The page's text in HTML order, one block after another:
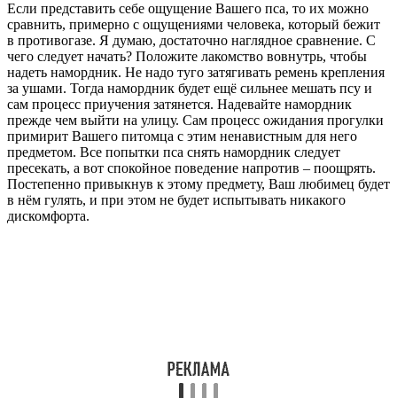
Если представить себе ощущение Вашего пса, то их можно
сравнить, примерно с ощущениями человека, который бежит
в противогазе. Я думаю, достаточно наглядное сравнение. С
чего следует начать? Положите лакомство вовнутрь, чтобы
надеть намордник. Не надо туго затягивать ремень крепления
за ушами. Тогда намордник будет ещё сильнее мешать псу и
сам процесс приучения затянется. Надевайте намордник
прежде чем выйти на улицу. Сам процесс ожидания прогулки
примирит Вашего питомца с этим ненавистным для него
предметом. Все попытки пса снять намордник следует
пресекать, а вот спокойное поведение напротив – поощрять.
Постепенно привыкнув к этому предмету, Ваш любимец будет
в нём гулять, и при этом не будет испытывать никакого
дискомфорта.